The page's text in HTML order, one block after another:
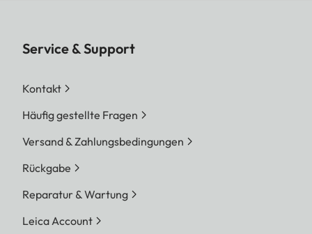
Service & Support
Kontakt
Häufig gestellte Fragen
Versand & Zahlungsbedingungen
Rückgabe
Reparatur & Wartung
Leica Account